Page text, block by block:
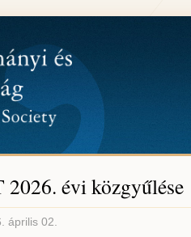
évi közgyűlése
április 02.